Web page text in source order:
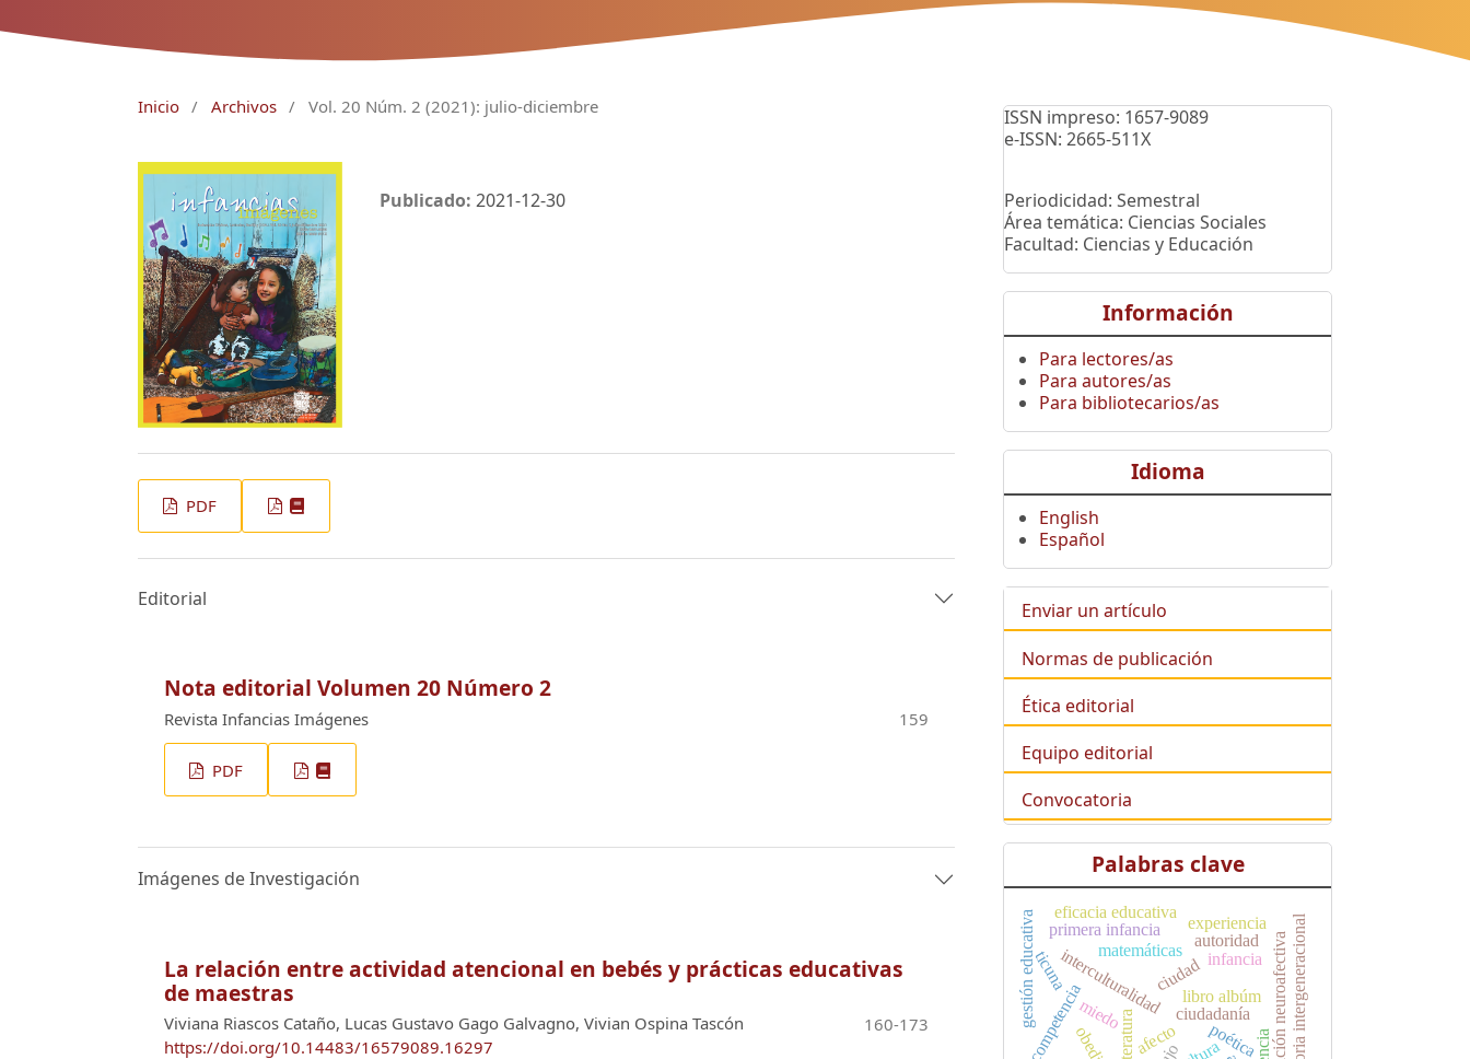
Inicio / Archivos / Vol. 20 Núm. 2 (2021): julio-diciembre
Publicado:2021-12-30
PDF
Editorial
Nota editorial Volumen 20 Número 2
Revista Infancias Imágenes 159
PDF
Imágenes de Investigación
La relación entre actividad atencional en bebés y prácticas educativas
de maestras
Viviana Riascos Cataño, Lucas Gustavo Gago Galvagno, Vivian Ospina Tascón
https://doi.org/10.14483/16579089.16297
160-173
ISSN impreso: 1657-9089
e-ISSN: 2665-511X
Periodicidad: Semestral
Área temática: Ciencias Sociales
Facultad: Ciencias y Educación
Información
Para lectores/as
Para autores/as
Para bibliotecarios/as
Idioma
English
Español
Enviar un artículo
Normas de publicación
Ética editorial
Equipo editorial
Convocatoria
Palabras clave
ciudad
ciudadanía
poética
infancia
interculturalidad
literatura
competenciamiedo
matemáticas
libro albúm educación neuroafectiva
autoridad memoria intergeneracional
afecto
primera infancia
gestión educativa eficacia educativa
ticuna
experiencia